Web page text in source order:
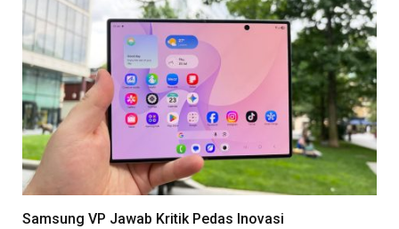
Samsung VP Jawab Kritik Pedas Inovasi